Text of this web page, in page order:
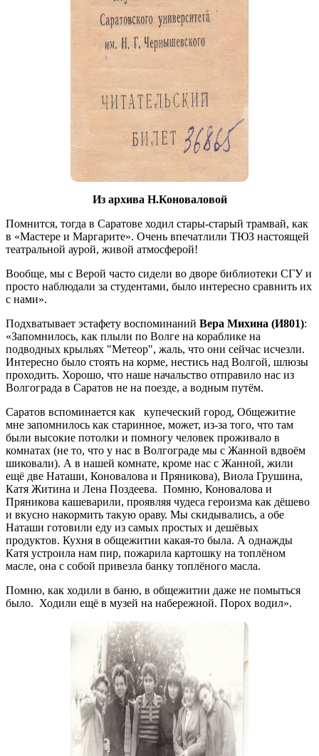
Из архива Н.Коноваловой
Помнится, тогда в Саратове ходил стары-старый трамвай, как
в «Мастере и Маргарите». Очень впечатлили ТЮЗ настоящей
театральной аурой, живой атмосферой!
Вообще, мы с Верой часто сидели во дворе библиотеки СГУ и
просто наблюдали за студентами, было интересно сравнить их
с нами».
Подхватывает эстафету воспоминаний Вера Михина (И801):
«Запомнилось, как плыли по Волге на кораблике на
подводных крыльях "Метеор", жаль, что они сейчас исчезли.
Интересно было стоять на корме, нестись над Волгой, шлюзы
проходить. Хорошо, что наше начальство отправило нас из
Волгограда в Саратов не на поезде, а водным путём.
Саратов вспоминается как купеческий город, Общежитие
мне запомнилось как старинное, может, из-за того, что там
были высокие потолки и помногу человек проживало в
комнатах (не то, что у нас в Волгограде мы с Жанной вдвоём
шиковали). А в нашей комнате, кроме нас с Жанной, жили
ещё две Наташи, Коновалова и Пряникова), Виола Грушина,
Катя Житина и Лена Поздеева. Помню, Коновалова и
Пряникова кашеварили, проявляя чудеса героизма как дёшево
и вкусно накормить такую ораву. Мы скидывались, а обе
Наташи готовили еду из самых простых и дешёвых
продуктов. Кухня в общежитии какая-то была. А однажды
Катя устроила нам пир, пожарила картошку на топлёном
масле, она с собой привезла банку топлёного масла.
Помню, как ходили в баню, в общежитии даже не помыться
было. Ходили ещё в музей на набережной. Порох водил».